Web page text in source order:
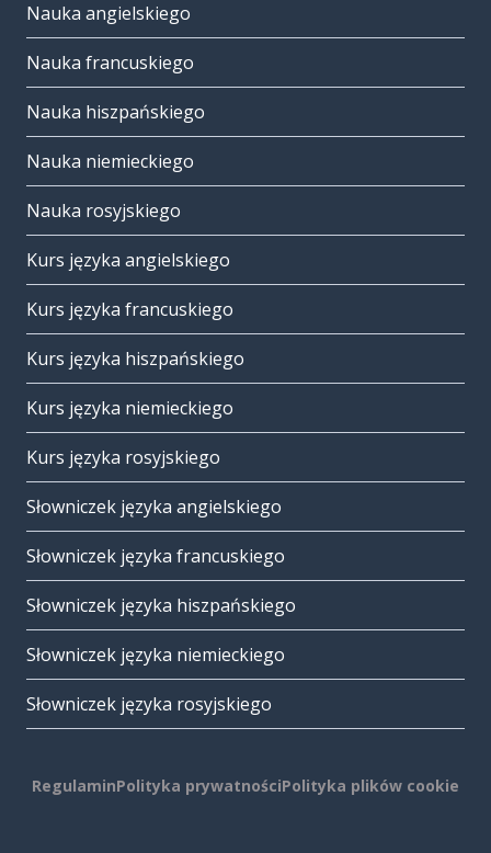
Nauka angielskiego
Nauka francuskiego
Nauka hiszpańskiego
Nauka niemieckiego
Nauka rosyjskiego
Kurs języka angielskiego
Kurs języka francuskiego
Kurs języka hiszpańskiego
Kurs języka niemieckiego
Kurs języka rosyjskiego
Słowniczek języka angielskiego
Słowniczek języka francuskiego
Słowniczek języka hiszpańskiego
Słowniczek języka niemieckiego
Słowniczek języka rosyjskiego
RegulaminPolityka prywatnościPolityka plików cookie